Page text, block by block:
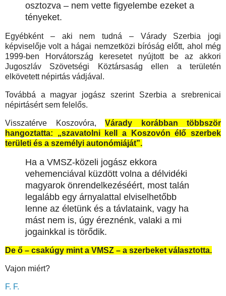
osztozva – nem vette figyelembe ezeket a
tényeket.
Egyébként – aki nem tudná – Várady Szerbia jogi
képviselője volt a hágai nemzetközi bíróság előtt, ahol még
1999-ben Horvátország keresetet nyújtott be az akkori
Jugoszláv Szövetségi Köztársaság ellen a területén
elkövetett népirtás vádjával.
Továbbá a magyar jogász szerint Szerbia a srebrenicai
népirtásért sem felelős.
Visszatérve Koszovóra, Várady korábban többször
hangoztatta: „szavatolni kell a Koszovón élő szerbek
területi és a személyi autonómiáját”.
Ha a VMSZ-közeli jogász ekkora
vehemenciával küzdött volna a délvidéki
magyarok önrendelkezéséért, most talán
legalább egy árnyalattal elviselhetőbb
lenne az életünk és a távlataink, vagy ha
mást nem is, úgy éreznénk, valaki a mi
jogainkkal is törődik.
De ő – csakúgy mint a VMSZ – a szerbeket választotta.
Vajon miért?
F. F.